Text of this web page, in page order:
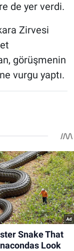
de yer verdi.
Zirvesi
görüşmenin
vurgu yaptı.